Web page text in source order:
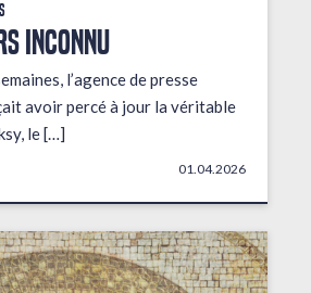
INCONNU
l’agence de presse
avoir percé à jour la véritable
le […]
01.04.2026